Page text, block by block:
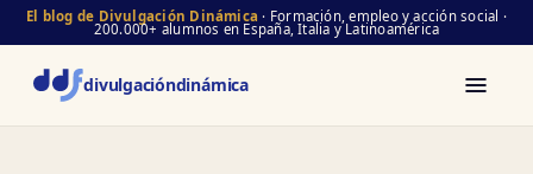
El blog de Divulgación Dinámica · Formación, empleo y acción social ·
200.000+ alumnos en España, Italia y Latinoamérica
divulgacióndinámica